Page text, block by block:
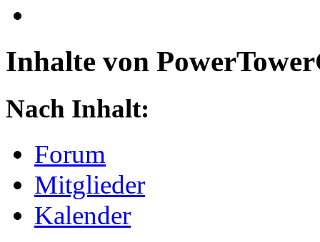
Inhalte von
Nach Inhalt:
Forum
Mitglieder
Kalender